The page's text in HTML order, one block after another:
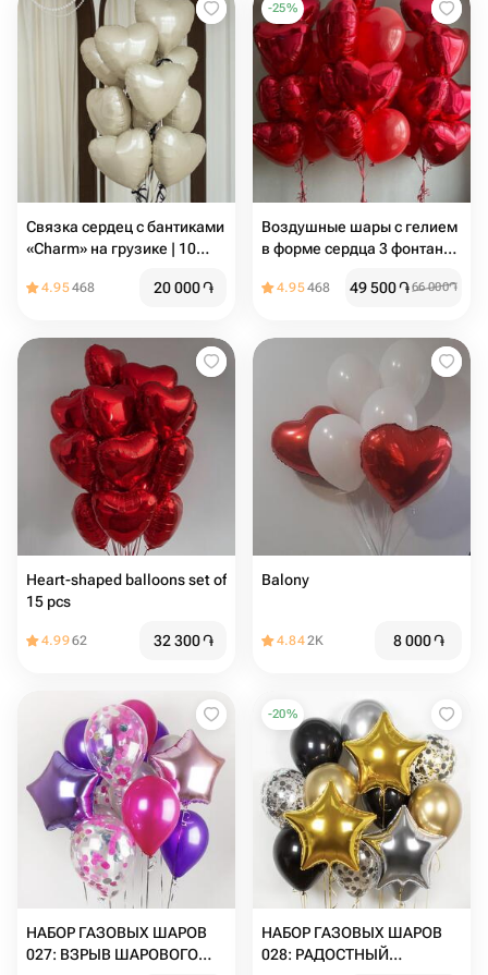
Связка сердец c бантиками
«Charm» на грузике | 10
4.95468 20 000֏
-25%
Воздушные шары с гелием
в форме сердца 3 фонтана
4.95468 49 500֏66 000֏
Heart-shaped balloons set of
15 pcs
4.9962 32 300֏
Balony
4.842K 8 000֏
НАБОР ГАЗОВЫХ ШАРОВ
027: ВЗРЫВ ШАРОВОГО
-20%
НАБОР ГАЗОВЫХ ШАРОВ
028: РАДОСТНЫЙ